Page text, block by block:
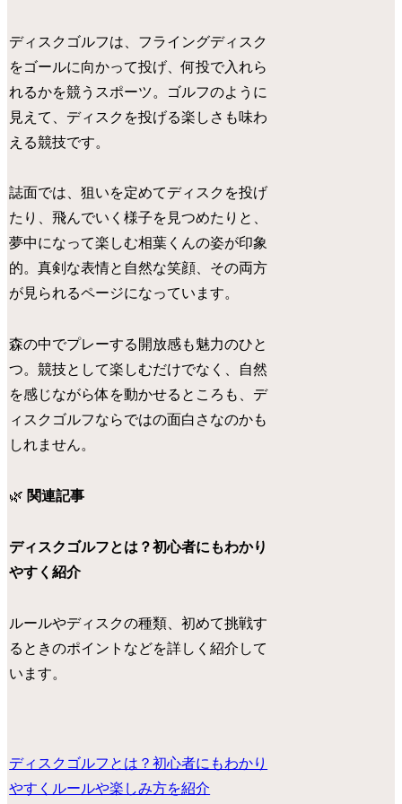
ディスクゴルフは、フライングディスク
をゴールに向かって投げ、何投で入れら
れるかを競うスポーツ。ゴルフのように
見えて、ディスクを投げる楽しさも味わ
える競技です。
誌面では、狙いを定めてディスクを投げ
たり、飛んでいく様子を見つめたりと、
夢中になって楽しむ相葉くんの姿が印象
的。真剣な表情と自然な笑顔、その両方
が見られるページになっています。
森の中でプレーする開放感も魅力のひと
つ。競技として楽しむだけでなく、自然
を感じながら体を動かせるところも、デ
ィスクゴルフならではの面白さなのかも
しれません。
🌿 関連記事
ディスクゴルフとは？初心者にもわかり
やすく紹介
ルールやディスクの種類、初めて挑戦す
るときのポイントなどを詳しく紹介して
います。
ディスクゴルフとは？初心者にもわかり
やすくルールや楽しみ方を紹介